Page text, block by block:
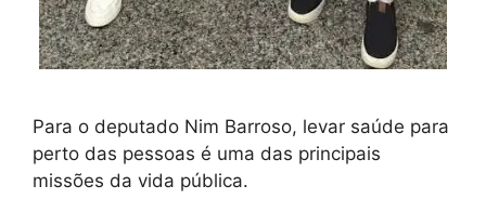
Para o deputado Nim Barroso, levar saúde para
perto das pessoas é uma das principais
missões da vida pública.